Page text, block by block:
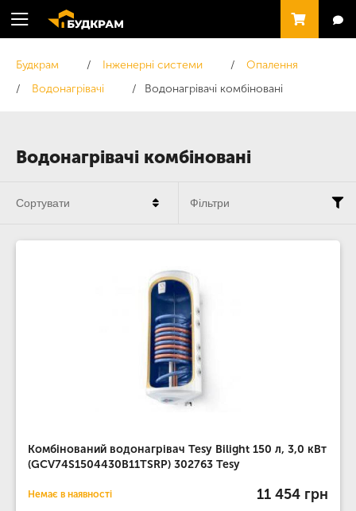
Водонагрівачі комбіновані
Будкрам Інженерні системи
Опалення
Водонагрівачі
Водонагрівачі комбіновані
Комбінований водонагрівач Tesy Bilight 150 л, 3,0 кВт
(GCV74S1504430B11TSRP) 302763 Tesy
Немає в наявності 11 454 грн
Сортувати Фільтри